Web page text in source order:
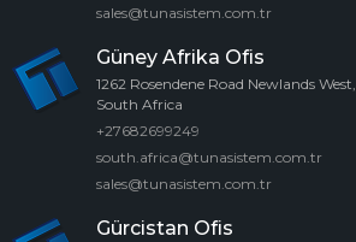
sales@tunasistem.com.tr
Güney Afrika Ofis
1262 Rosendene Road Newlands
South Africa
+27682699249
south.africa@tunasistem.com.tr
sales@tunasistem.com.tr
Gürcistan Ofis